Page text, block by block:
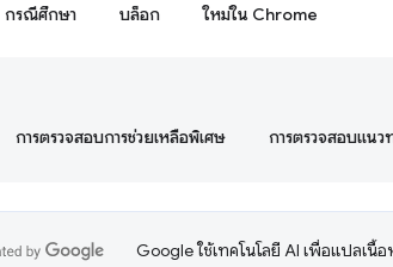
กรณีศึกษา บล็อก ใหม่ใน Chrome
การตรวจสอบการช่วยเหลือพิเศษ การตรวจสอบแน
Google ใช้เทคโนโลยี AI เพื่อแปลเนื้